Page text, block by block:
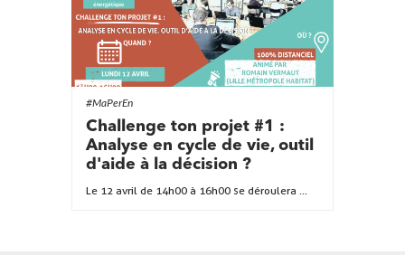
#MaPerEn
Challenge ton projet #1 :
Analyse en cycle de vie, outil
d'aide à la décision ?
Le 12 avril de 14h00 à 16h00 se déroulera ...